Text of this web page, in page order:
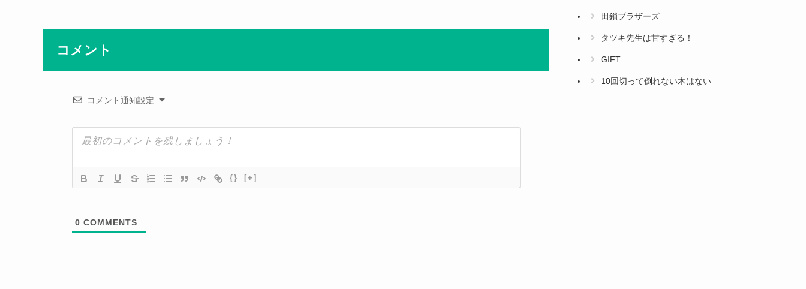
コメント
コメント通知設定
{} [+]
0 COMMENTS
田鎖ブラザーズ
タツキ先生は甘すぎる！
GIFT
10回切って倒れない木はない